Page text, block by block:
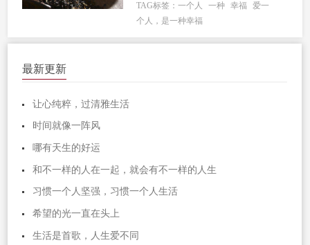
伤心。 幸福，自从遇见你；落伤，自
从你走后。让我懂得了有一种爱叫做魂
TAG标签：一个人 一种 幸福
爱一
个人，是一种幸福
最新更新
让心纯粹，过清雅生活
时间就像一阵风
哪有天生的好运
和不一样的人在一起，就会有不一样的人生
习惯一个人坚强，习惯一个人生活
希望的光一直在头上
生活是首歌，人生爱不同